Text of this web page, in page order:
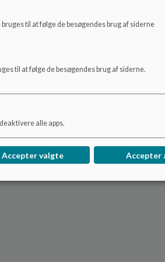
til at følge de besøgendes brug af siderne
til at følge de besøgendes brug af siderne.
alle apps.
Accepter valgte Accepter